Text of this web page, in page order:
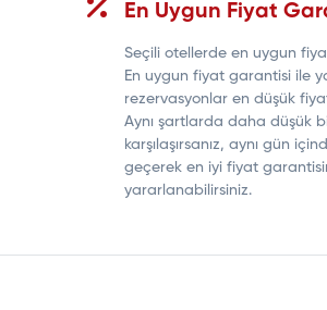
En Uygun Fiyat
Seçili otellerde en uygun
En uygun fiyat garantisi ile
rezervasyonlar en düşük
Aynı şartlarda daha düşük
karşılaşırsanız, aynı gün
geçerek en iyi fiyat
yararlanabilirsiniz.